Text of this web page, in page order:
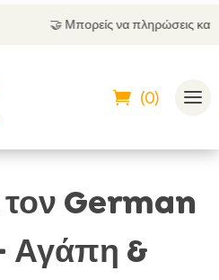
και με αντικαταβολή
(0)
German
Αγάπη &